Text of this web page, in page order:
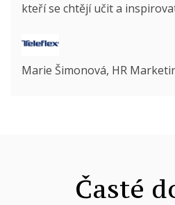
kteří se chtějí učit a
Marie Šimonová, HR
Časté